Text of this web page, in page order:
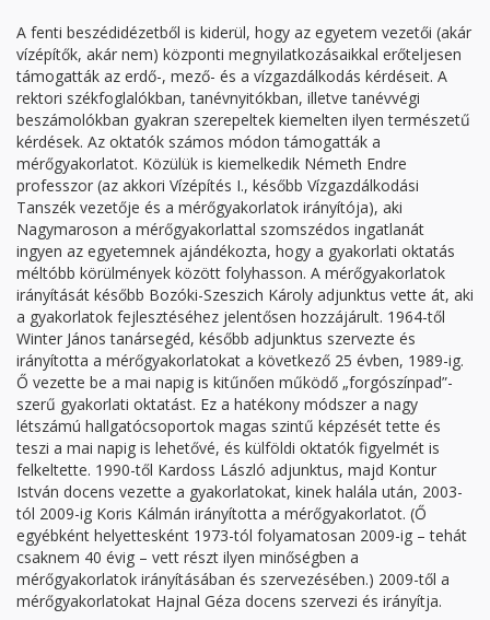
A fenti beszédidézetből is kiderül, hogy az egyetem vezetői (akár
vízépítők, akár nem) központi megnyilatkozásaikkal erőteljesen
támogatták az erdő-, mező- és a vízgazdálkodás kérdéseit. A
rektori székfoglalókban, tanévnyitókban, illetve tanévvégi
beszámolókban gyakran szerepeltek kiemelten ilyen természetű
kérdések. Az oktatók számos módon támogatták a
mérőgyakorlatot. Közülük is kiemelkedik Németh Endre
professzor (az akkori Vízépítés I., később Vízgazdálkodási
Tanszék vezetője és a mérőgyakorlatok irányítója), aki
Nagymaroson a mérőgyakorlattal szomszédos ingatlanát
ingyen az egyetemnek ajándékozta, hogy a gyakorlati oktatás
méltóbb körülmények között folyhasson. A mérőgyakorlatok
irányítását később Bozóki-Szeszich Károly adjunktus vette át, aki
a gyakorlatok fejlesztéséhez jelentősen hozzájárult. 1964-től
Winter János tanársegéd, később adjunktus szervezte és
irányította a mérőgyakorlatokat a következő 25 évben, 1989-ig.
Ő vezette be a mai napig is kitűnően működő „forgószínpad”-
szerű gyakorlati oktatást. Ez a hatékony módszer a nagy
létszámú hallgatócsoportok magas szintű képzését tette és
teszi a mai napig is lehetővé, és külföldi oktatók figyelmét is
felkeltette. 1990-től Kardoss László adjunktus, majd Kontur
István docens vezette a gyakorlatokat, kinek halála után, 2003-
tól 2009-ig Koris Kálmán irányította a mérőgyakorlatot. (Ő
egyébként helyettesként 1973-tól folyamatosan 2009-ig – tehát
csaknem 40 évig – vett részt ilyen minőségben a
mérőgyakorlatok irányításában és szervezésében.) 2009-től a
mérőgyakorlatokat Hajnal Géza docens szervezi és irányítja.